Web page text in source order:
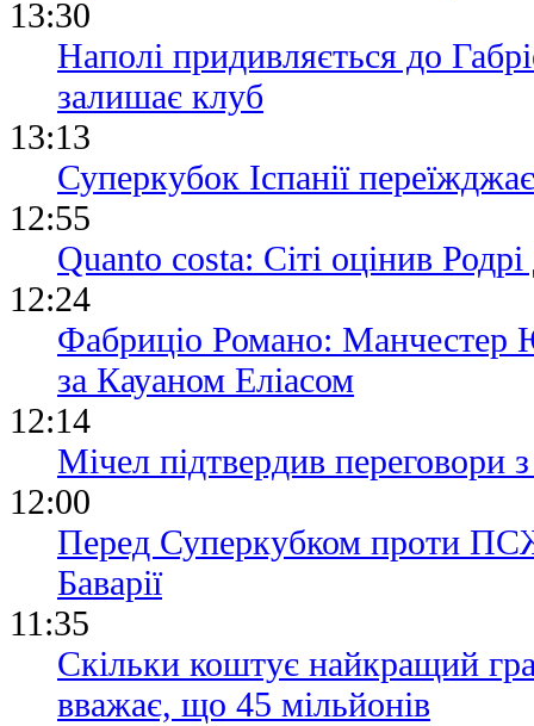
13:30
Наполі придивляється до
залишає клуб
13:13
Суперкубок Іспанії
12:55
Quanto costa: Сіті оцінив
12:24
Фабриціо Романо: Манчестер
за Кауаном Еліасом
12:14
Мічел підтвердив
12:00
Перед Суперкубком проти ПСЖ
Баварії
11:35
Скільки коштує найкращий
вважає, що 45 мільйонів